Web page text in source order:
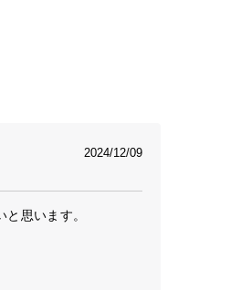
2024/12/09
思います。